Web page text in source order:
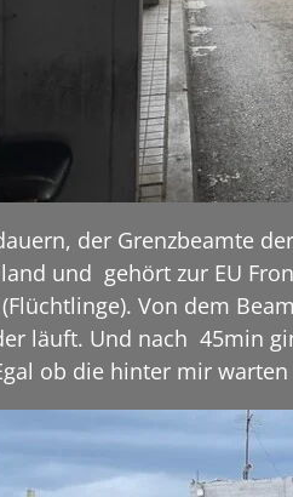
der Grenzbeamte
und gehört zur EU
Von dem
läuft. Und nach 45min
ob die hinter mir